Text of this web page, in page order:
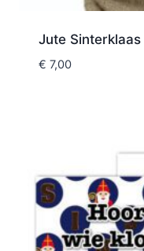
Jute
€ 7,00